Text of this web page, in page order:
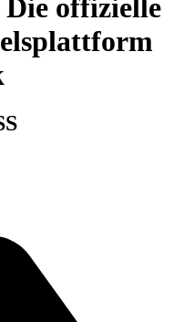
offizielle